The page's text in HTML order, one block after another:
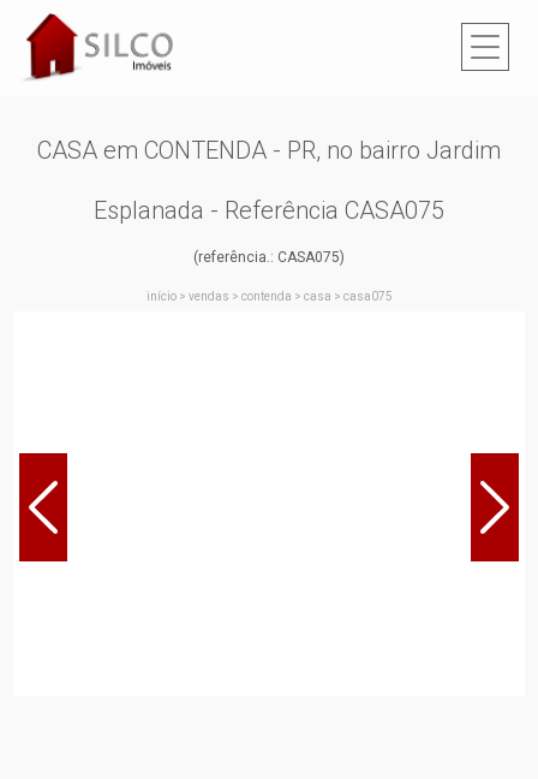
CASA em CONTENDA - PR, no bairro Jardim
Esplanada - Referência CASA075
(referência.: CASA075)
início> vendas > contenda > casa > casa075